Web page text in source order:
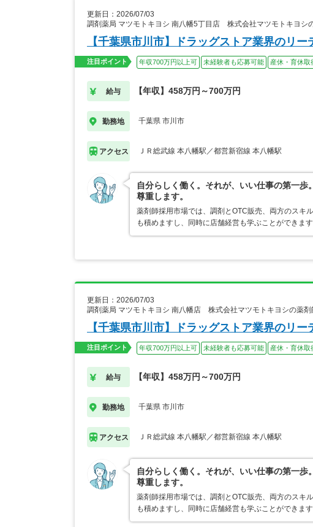
更新日：2026/07/03
調剤薬局 マツモトキヨシ 南八幡5丁目店 株式会社マツモトキヨシ
【千葉県市川市】ドラッグストア業界のリ
注目ポイント 年収700万円以上可 未経験者も応募可能 産休・育休取
給与 【年収】458万円～700万円
勤務地 千葉県 市川市
アクセス ＪＲ総武線 本八幡駅／都営新宿線 本八幡駅
自分らしく働く。それが、いい仕事の第一
尊重します。
薬剤師採用市場では、調剤とOTC販売、両方のスキ
も積めますし、同時に店舗経営も学ぶことができま
更新日：2026/07/03
調剤薬局 マツモトキヨシ 南八幡店 株式会社マツモトキヨシの薬剤
【千葉県市川市】ドラッグストア業界のリ
注目ポイント 年収700万円以上可 未経験者も応募可能 産休・育休取
給与 【年収】458万円～700万円
勤務地 千葉県 市川市
アクセス ＪＲ総武線 本八幡駅／都営新宿線 本八幡駅
自分らしく働く。それが、いい仕事の第一
尊重します。
薬剤師採用市場では、調剤とOTC販売、両方のスキ
も積めますし、同時に店舗経営も学ぶことができま